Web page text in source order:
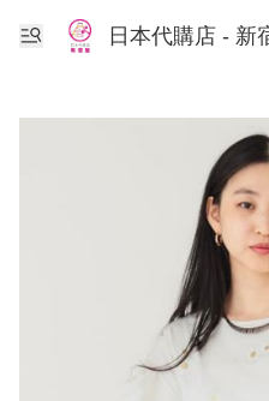
日本代購店 - 新